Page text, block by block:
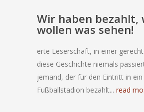
Wir haben bezahlt,
wollen was sehen!
erte Leserschaft, in einer
diese Geschichte niemals
jemand, der für den Eintritt in ein
Fußballstadion bezahlt... read